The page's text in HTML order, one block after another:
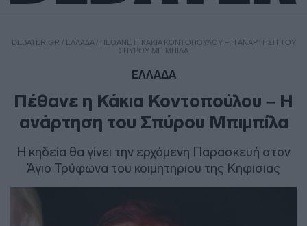
DEBATER.GR / ΕΛΛΑΔΑ/ ΠΈΘΑΝΕ Η ΚΆΚΙΑ ΚΟΝΤΟΠΟΎΛΟΥ – Η ΑΝΆΡΤΗΣΗ ΤΟΥ
ΣΠΎΡΟΥ ΜΠΙΜΠΊΛΑ
ΕΛΛΑΔΑ
Πέθανε η Κάκια Κοντοπούλου – Η
ανάρτηση του Σπύρου Μπιμπίλα
Η κηδεία θα γίνει την ερχόμενη Παρασκευή στον
Άγιο Τρύφωνα του κοιμητηριου της Κηφισιας